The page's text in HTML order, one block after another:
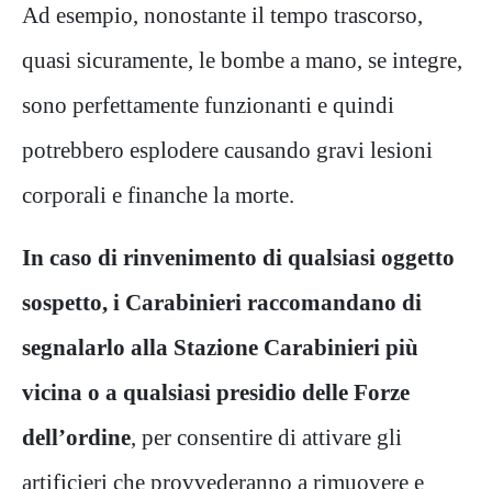
Ad esempio, nonostante il tempo trascorso,
quasi sicuramente, le bombe a mano, se integre,
sono perfettamente funzionanti e quindi
potrebbero esplodere causando gravi lesioni
corporali e finanche la morte.
In caso di rinvenimento di qualsiasi oggetto
sospetto, i Carabinieri raccomandano di
segnalarlo alla Stazione Carabinieri più
vicina o a qualsiasi presidio delle Forze
dell’ordine, per consentire di attivare gli
artificieri che provvederanno a rimuovere e